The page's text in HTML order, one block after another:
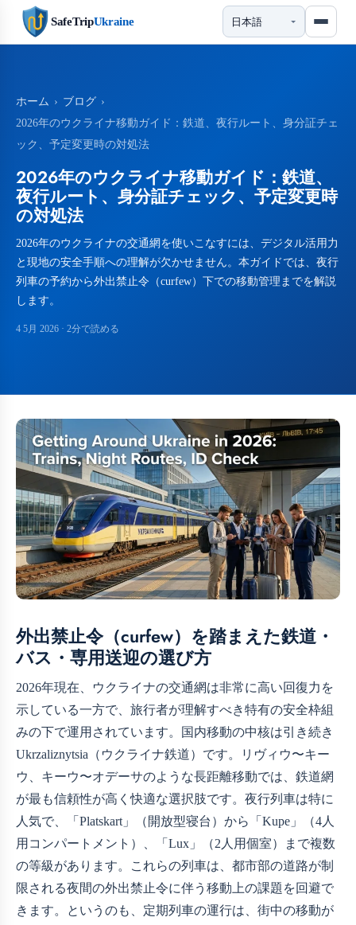
SafeTripUkraine
ホーム › ブログ ›
2026年のウクライナ移動ガイド：鉄道、夜行ルート、身分証チェ
ック、予定変更時の対処法
2026年のウクライナ移動ガイド：鉄道、
夜行ルート、身分証チェック、予定変更時
の対処法
2026年のウクライナの交通網を使いこなすには、デジタル活用力
と現地の安全手順への理解が欠かせません。本ガイドでは、夜行
列車の予約から外出禁止令（curfew）下での移動管理までを解説
します。
4 5月 2026 · 2分で読める
外出禁止令（curfew）を踏まえた鉄道・
バス・専用送迎の選び方
2026年現在、ウクライナの交通網は非常に高い回復力を
示している一方で、旅行者が理解すべき特有の安全枠組
みの下で運用されています。国内移動の中核は引き続き
Ukrzaliznytsia（ウクライナ鉄道）です。リヴィウ〜キー
ウ、キーウ〜オデーサのような長距離移動では、鉄道網
が最も信頼性が高く快適な選択肢です。夜行列車は特に
人気で、「Platskart」（開放型寝台）から「Kupe」（4人
用コンパートメント）、「Lux」（2人用個室）まで複数
の等級があります。これらの列車は、都市部の道路が制
限される夜間の外出禁止令に伴う移動上の課題を回避で
きます。というのも、定期列車の運行は、街中の移動が